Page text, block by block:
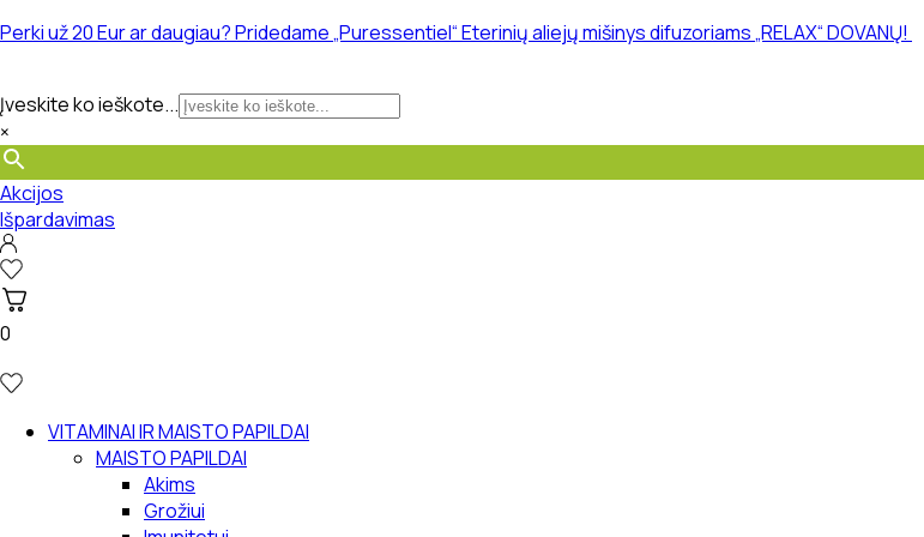
Eiti
Perki už 20 Eur ar daugiau? Pridedame „Puressentiel“ Eterinių aliejų mišinys difuzoriams „RELAX“ DOVANŲ!
Įveskite ko ieškote...
×
Akcijos
Išpardavimas
0
VITAMINAI IR MAISTO PAPILDAI
MAISTO PAPILDAI
Akims
Grožiui